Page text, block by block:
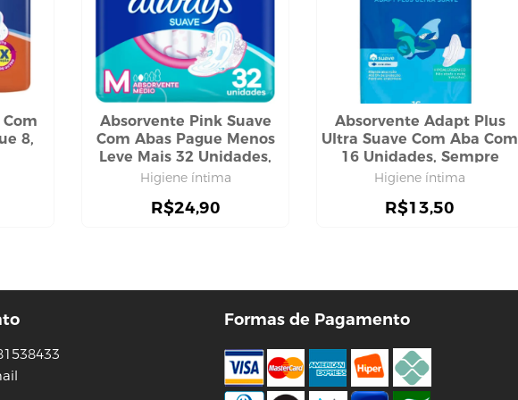
8,
Absorvente Pink Suave
Com Abas Pague Menos
Leve Mais 32 Unidades,
Always
Higiene íntima
R$24,90
Absorvente Adapt Plus
Ultra Suave Com Aba Com
16 Unidades, Sempre
Livre
Higiene íntima
R$13,50
Formas de Pagamento